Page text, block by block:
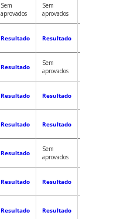
Sem
aprovados
Sem
aprovados
Resultado Resultado
Resultado
Sem
aprovados
Resultado Resultado
Resultado Resultado
Resultado
Sem
aprovados
Resultado Resultado
Resultado Resultado